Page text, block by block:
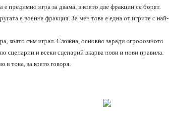
предимно игра за двама, в която две фракции се борят.
е военна фракция. За мен това е една от игрите с най-
която съм играл. Сложна, основно заради огрооомното
сценарии и всеки сценарий вкарва нови и нови правила.
в това, за което говоря.